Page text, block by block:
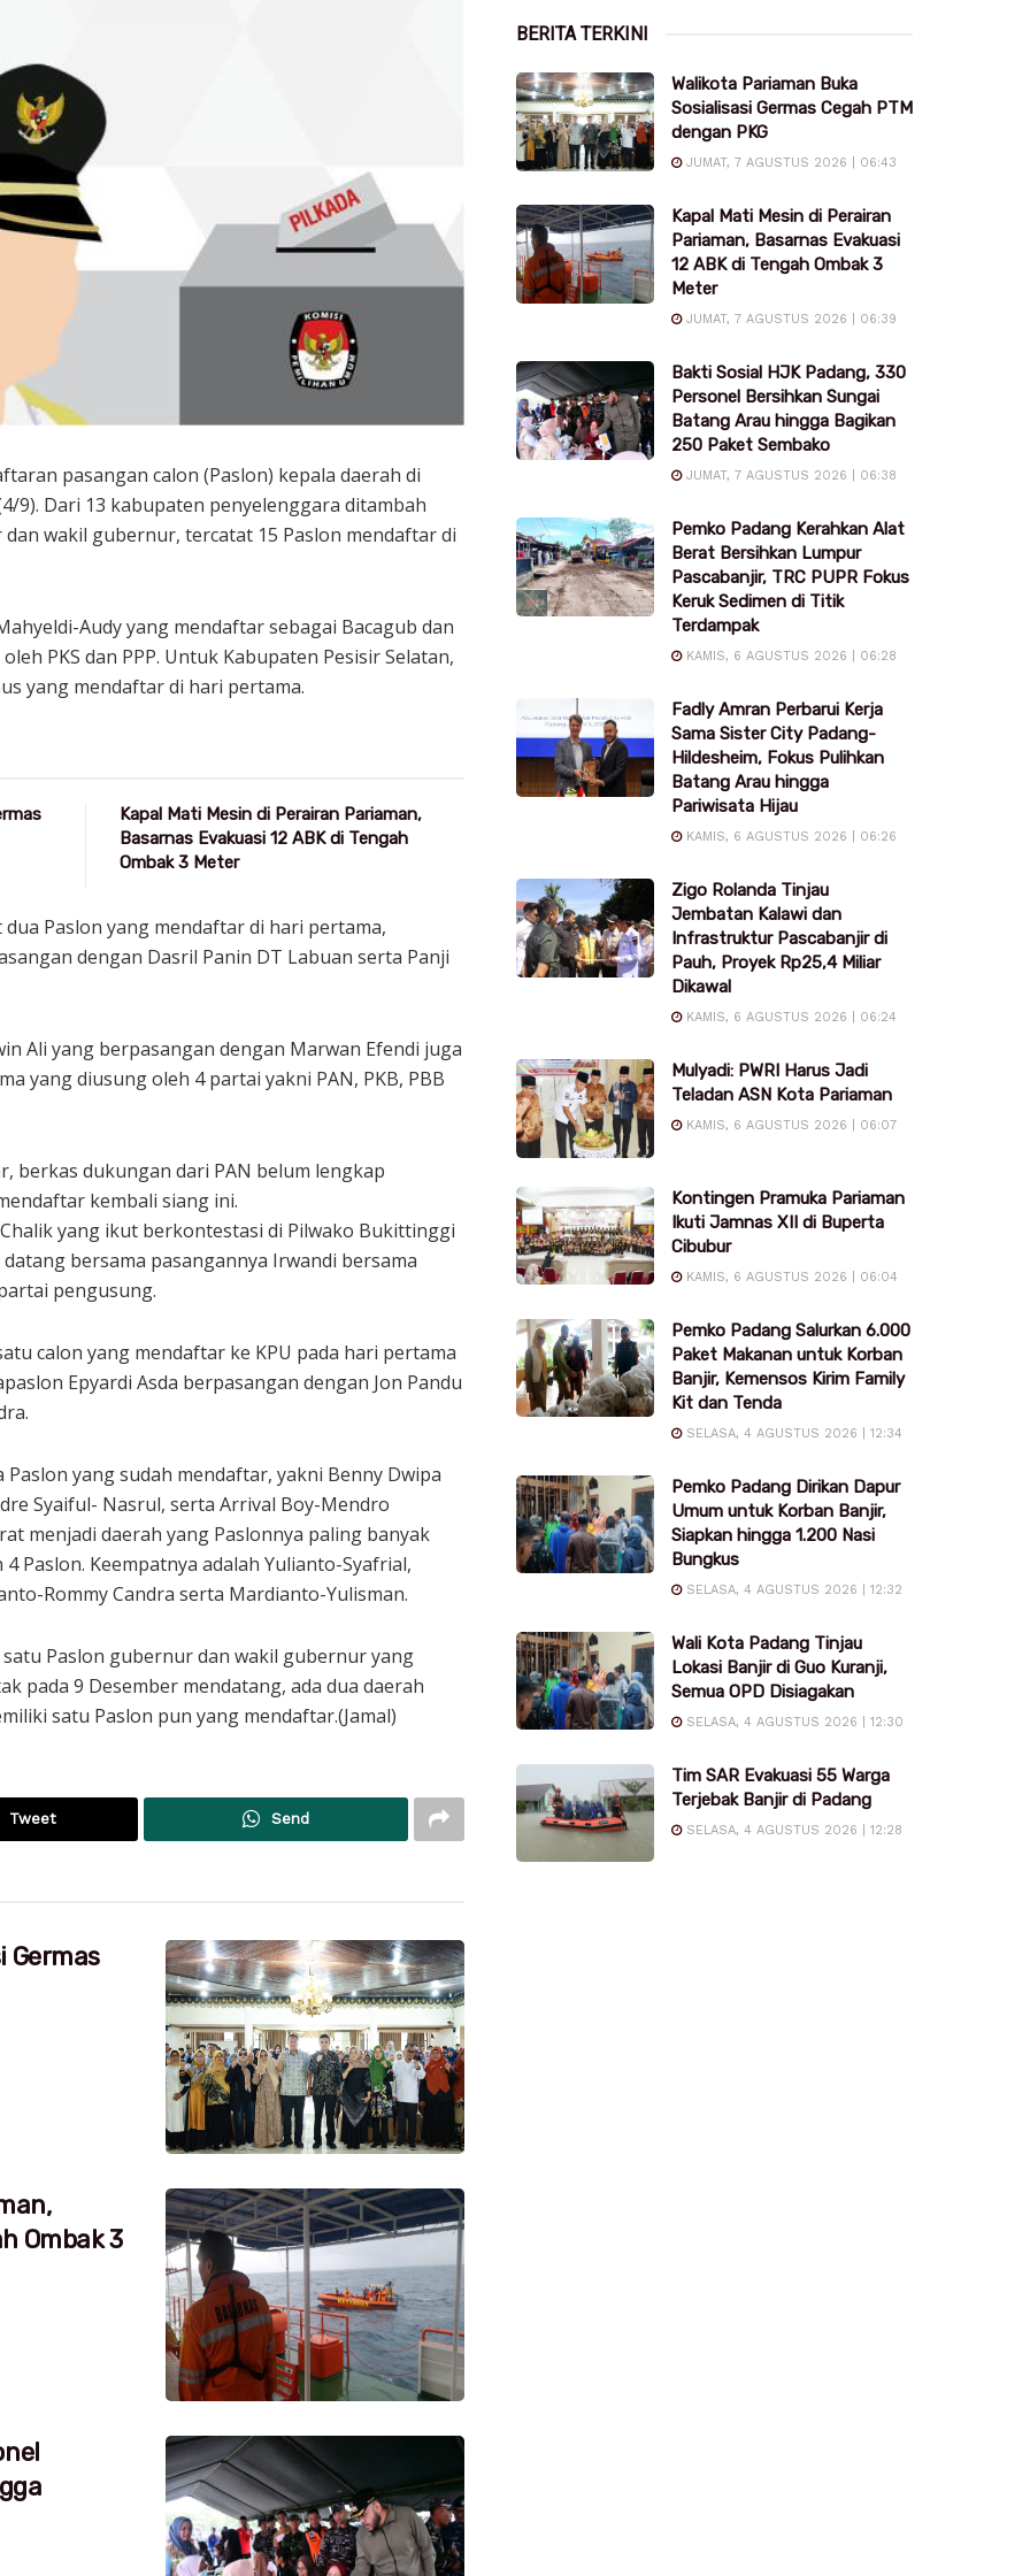
pasangan calon (Paslon) kepala daerah di
9). Dari 13 kabupaten penyelenggara ditambah
wakil gubernur, tercatat 15 Paslon mendaftar di
Audy yang mendaftar sebagai Bacagub dan
PKS dan PPP. Untuk Kabupaten Pesisir Selatan,
yang mendaftar di hari pertama.
Kapal Mati Mesin di Perairan Pariaman,
Basarnas Evakuasi 12 ABK di Tengah
Ombak 3 Meter
Paslon yang mendaftar di hari pertama,
dengan Dasril Panin DT Labuan serta Panji
Ali yang berpasangan dengan Marwan Efendi juga
yang diusung oleh 4 partai yakni PAN, PKB, PBB
berkas dukungan dari PAN belum lengkap
kembali siang ini.
yang ikut berkontestasi di Pilwako Bukittinggi
bersama pasangannya Irwandi bersama
pengusung.
calon yang mendaftar ke KPU pada hari pertama
Epyardi Asda berpasangan dengan Jon Pandu
yang sudah mendaftar, yakni Benny Dwipa
Syaiful- Nasrul, serta Arrival Boy-Mendro
menjadi daerah yang Paslonnya paling banyak
Paslon. Keempatnya adalah Yulianto-Syafrial,
Rommy Candra serta Mardianto-Yulisman.
Paslon gubernur dan wakil gubernur yang
pada 9 Desember mendatang, ada dua daerah
satu Paslon pun yang mendaftar.(Jamal)
Tweet Send
Germas
Ombak 3
BERITA TERKINI
Walikota Pariaman Buka
Sosialisasi Germas Cegah PTM
dengan PKG
JUMAT, 7 AGUSTUS 2026 | 06:43
Kapal Mati Mesin di Perairan
Pariaman, Basarnas Evakuasi
12 ABK di Tengah Ombak 3
Meter
JUMAT, 7 AGUSTUS 2026 | 06:39
Bakti Sosial HJK Padang, 330
Personel Bersihkan Sungai
Batang Arau hingga Bagikan
250 Paket Sembako
JUMAT, 7 AGUSTUS 2026 | 06:38
Pemko Padang Kerahkan Alat
Berat Bersihkan Lumpur
Pascabanjir, TRC PUPR Fokus
Keruk Sedimen di Titik
Terdampak
KAMIS, 6 AGUSTUS 2026 | 06:28
Fadly Amran Perbarui Kerja
Sama Sister City Padang-
Hildesheim, Fokus Pulihkan
Batang Arau hingga
Pariwisata Hijau
KAMIS, 6 AGUSTUS 2026 | 06:26
Zigo Rolanda Tinjau
Jembatan Kalawi dan
Infrastruktur Pascabanjir di
Pauh, Proyek Rp25,4 Miliar
Dikawal
KAMIS, 6 AGUSTUS 2026 | 06:24
Mulyadi: PWRI Harus Jadi
Teladan ASN Kota Pariaman
KAMIS, 6 AGUSTUS 2026 | 06:07
Kontingen Pramuka Pariaman
Ikuti Jamnas XII di Buperta
Cibubur
KAMIS, 6 AGUSTUS 2026 | 06:04
Pemko Padang Salurkan 6.000
Paket Makanan untuk Korban
Banjir, Kemensos Kirim Family
Kit dan Tenda
SELASA, 4 AGUSTUS 2026 | 12:34
Pemko Padang Dirikan Dapur
Umum untuk Korban Banjir,
Siapkan hingga 1.200 Nasi
Bungkus
SELASA, 4 AGUSTUS 2026 | 12:32
Wali Kota Padang Tinjau
Lokasi Banjir di Guo Kuranji,
Semua OPD Disiagakan
SELASA, 4 AGUSTUS 2026 | 12:30
Tim SAR Evakuasi 55 Warga
Terjebak Banjir di Padang
SELASA, 4 AGUSTUS 2026 | 12:28